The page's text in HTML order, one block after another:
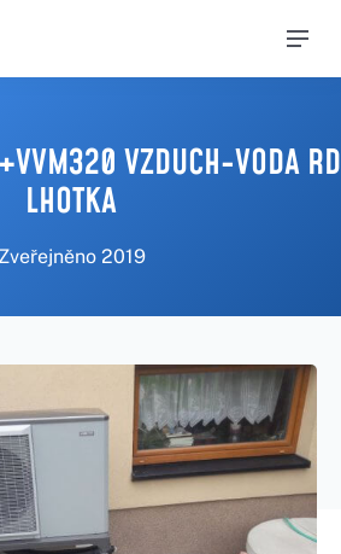
VZDUCH-VODA RD
LHOTKA
Zveřejněno 2019